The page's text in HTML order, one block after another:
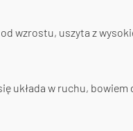
wzrostu, uszyta z
w ruchu, bowiem